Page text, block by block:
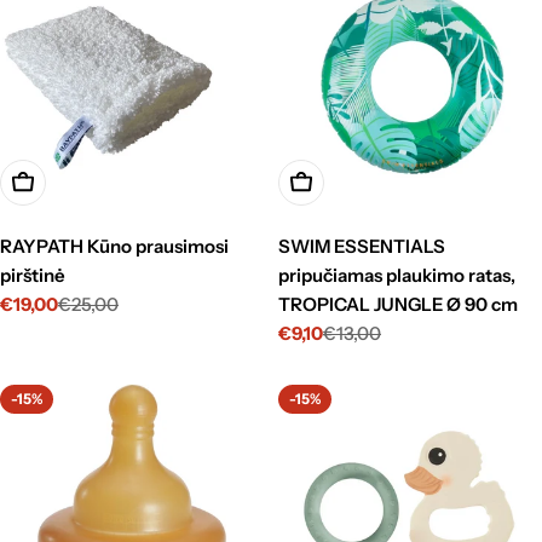
Į krepšelį
RAYPATH Kūno prausimosi
pirštinė
Kaina
€19,00
Standartinė
€25,00
Į krepšelį
SWIM ESSENTIALS
pripučiamas plaukimo ratas,
TROPICAL JUNGLE Ø 90 cm
Kaina
nuolaida
€9,10
Standartinė
€13,00
-15% -15%